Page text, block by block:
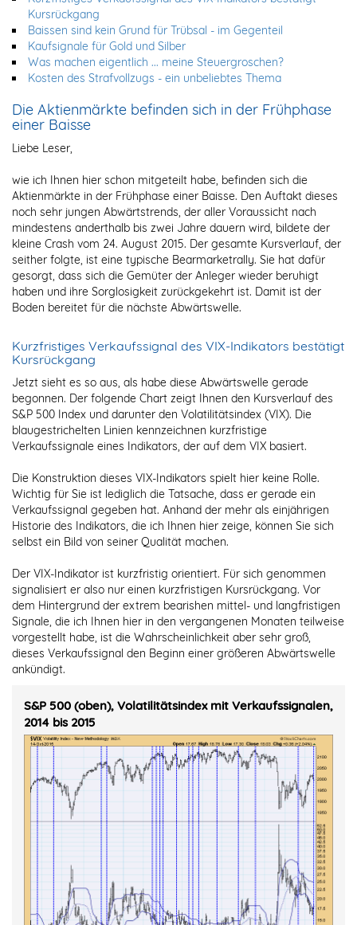
Kursrückgang
Baissen sind kein Grund für Trübsal - im Gegenteil
Kaufsignale für Gold und Silber
Was machen eigentlich ... meine Steuergroschen?
Kosten des Strafvollzugs - ein unbeliebtes Thema
Die Aktienmärkte befinden sich in der Frühphase
einer Baisse
Liebe Leser,
wie ich Ihnen hier schon mitgeteilt habe, befinden sich die
Aktienmärkte in der Frühphase einer Baisse. Den Auftakt dieses
noch sehr jungen Abwärtstrends, der aller Voraussicht nach
mindestens anderthalb bis zwei Jahre dauern wird, bildete der
kleine Crash vom 24. August 2015. Der gesamte Kursverlauf, der
seither folgte, ist eine typische Bearmarketrally. Sie hat dafür
gesorgt, dass sich die Gemüter der Anleger wieder beruhigt
haben und ihre Sorglosigkeit zurückgekehrt ist. Damit ist der
Boden bereitet für die nächste Abwärtswelle.
Kurzfristiges Verkaufssignal des VIX-Indikators bestätigt
Kursrückgang
Jetzt sieht es so aus, als habe diese Abwärtswelle gerade
begonnen. Der folgende Chart zeigt Ihnen den Kursverlauf des
S&P 500 Index und darunter den Volatilitätsindex (VIX). Die
blaugestrichelten Linien kennzeichnen kurzfristige
Verkaufssignale eines Indikators, der auf dem VIX basiert.
Die Konstruktion dieses VIX-Indikators spielt hier keine Rolle.
Wichtig für Sie ist lediglich die Tatsache, dass er gerade ein
Verkaufssignal gegeben hat. Anhand der mehr als einjährigen
Historie des Indikators, die ich Ihnen hier zeige, können Sie sich
selbst ein Bild von seiner Qualität machen.
Der VIX-Indikator ist kurzfristig orientiert. Für sich genommen
signalisiert er also nur einen kurzfristigen Kursrückgang. Vor
dem Hintergrund der extrem bearishen mittel- und langfristigen
Signale, die ich Ihnen hier in den vergangenen Monaten teilweise
vorgestellt habe, ist die Wahrscheinlichkeit aber sehr groß,
dieses Verkaufssignal den Beginn einer größeren Abwärtswelle
ankündigt.
S&P 500 (oben), Volatilitätsindex mit Verkaufssignalen,
2014 bis 2015